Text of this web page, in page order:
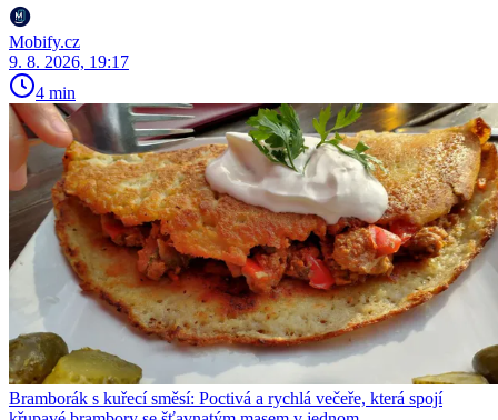
Mobify.cz
9. 8. 2026, 19:17
4 min
Bramborák s kuřecí směsí: Poctivá a rychlá večeře, která spojí